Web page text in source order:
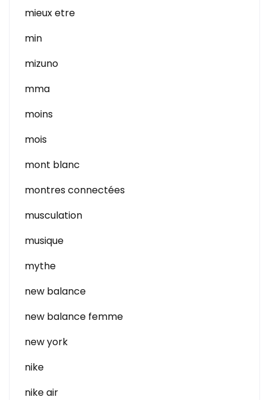
mieux etre
min
mizuno
mma
moins
mois
mont blanc
montres connectées
musculation
musique
mythe
new balance
new balance femme
new york
nike
nike air